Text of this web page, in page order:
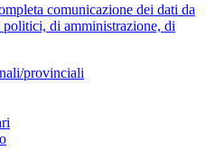
comunicazione dei dati da
di amministrazione, di
provinciali